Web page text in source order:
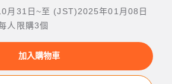
月31日~至 (JST)2025年01月08日
人限購3個
加入購物車